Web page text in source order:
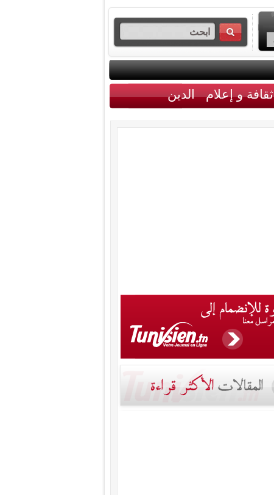
ثقافة و إعلام الدين